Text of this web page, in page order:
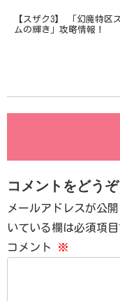
【スザク3】 「幻魔特区スザクⅢソムニウ
ムの輝き」攻略情報！
コメントをどうぞ
メールアドレスが公
いている欄は必須項
コメント
※